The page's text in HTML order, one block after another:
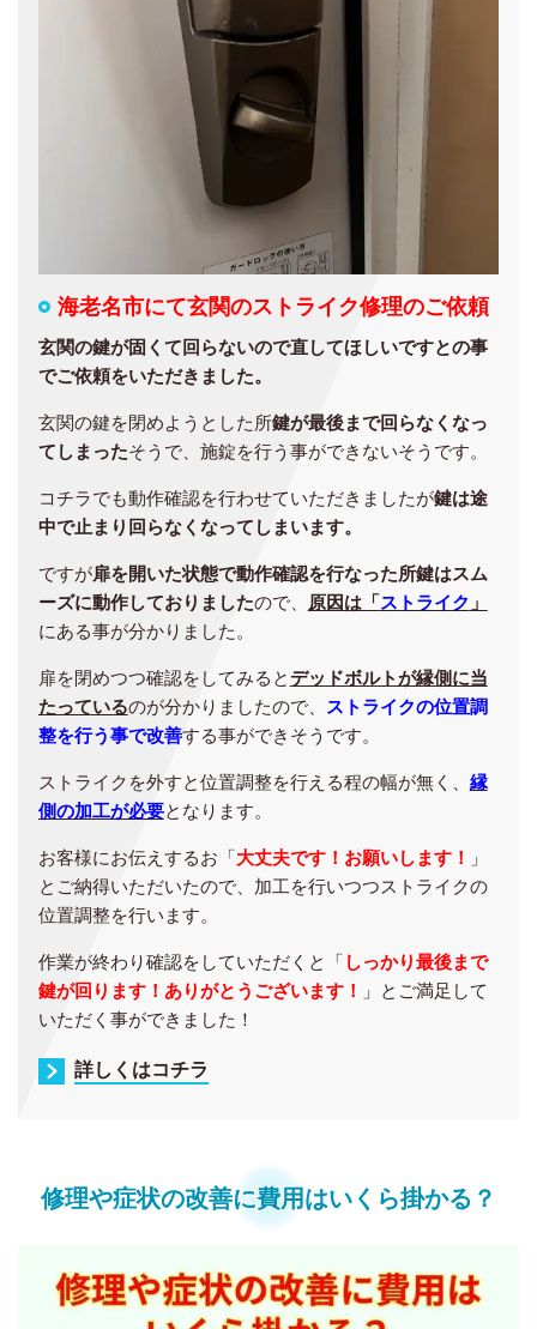
海老名市にて玄関のストライク修理のご依頼
玄関の鍵が固くて回らないので直してほしいですとの事
でご依頼をいただきました。
玄関の鍵を閉めようとした所鍵が最後まで回らなくなっ
てしまったそうで、施錠を行う事ができないそうです。
コチラでも動作確認を行わせていただきましたが鍵は途
中で止まり回らなくなってしまいます。
ですが扉を開いた状態で動作確認を行なった所鍵はスム
ーズに動作しておりましたので、 原因は「ストライク 」
にある事が分かりました。
扉を閉めつつ確認をしてみるとデッドボルトが縁側に当
たっているのが分かりましたので、
ストライクの位置調
整を行う事で改善する事ができそうです。
ストライクを外すと位置調整を行える程の幅が無く、 縁
側の加工が必要となります。
お客様にお伝えするお「大丈夫です！お願いします！
」
とご納得いただいたので、加工を行いつつストライクの
位置調整を行います。
作業が終わり確認をしていただくと「 しっかり最後まで
鍵が回ります！ありがとうございます！
」とご満足して
いただく事ができました！
詳しくはコチラ
修理や症状の改善に費用はいくら掛かる？